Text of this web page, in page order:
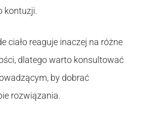
kontuzji.
ciało reaguje inaczej na różne
dlatego warto konsultować
by dobrać
rozwiązania.